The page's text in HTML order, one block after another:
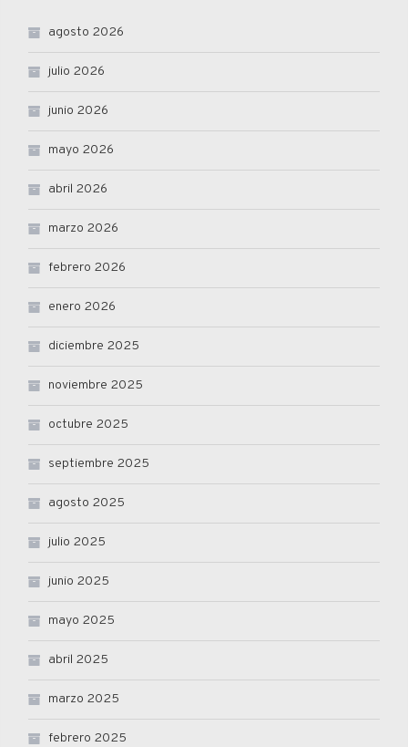
agosto 2026
julio 2026
junio 2026
mayo 2026
abril 2026
marzo 2026
febrero 2026
enero 2026
diciembre 2025
noviembre 2025
octubre 2025
septiembre 2025
agosto 2025
julio 2025
junio 2025
mayo 2025
abril 2025
marzo 2025
febrero 2025